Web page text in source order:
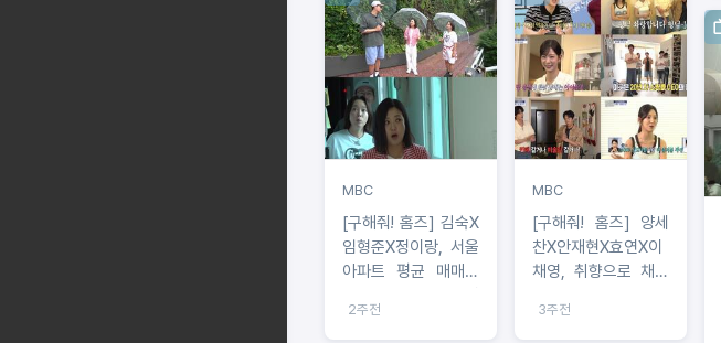
MBC
[구해줘! 홈즈] 김숙X
임형준X정이랑, 서울
아파트 평균 매매가
에서 2억 원대 아파트
2주전
MBC
[구해줘! 홈즈] 양세
찬X안재현X효연X이
채영, 취향으로 채운
글 도시 여자의 집 임
3주전